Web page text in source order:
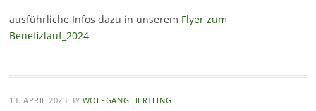
ausführliche Infos dazu in unserem Flyer zum
Benefizlauf_2024
13. APRIL 2023 BY WOLFGANG HERTLING